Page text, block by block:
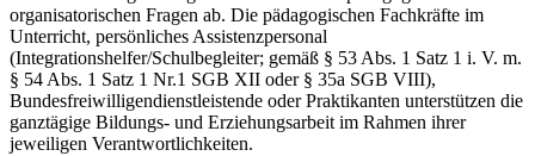
organisatorischen Fragen ab. Die pädagogischen Fachkräfte im
Unterricht, persönliches Assistenzpersonal
(Integrationshelfer/Schulbegleiter; gemäß § 53 Abs. 1 Satz 1 i. V. m.
§ 54 Abs. 1 Satz 1 Nr.1 SGB XII oder § 35a SGB VIII),
Bundesfreiwilligendienstleistende oder Praktikanten unterstützen die
ganztägige Bildungs- und Erziehungsarbeit im Rahmen ihrer
jeweiligen Verantwortlichkeiten.